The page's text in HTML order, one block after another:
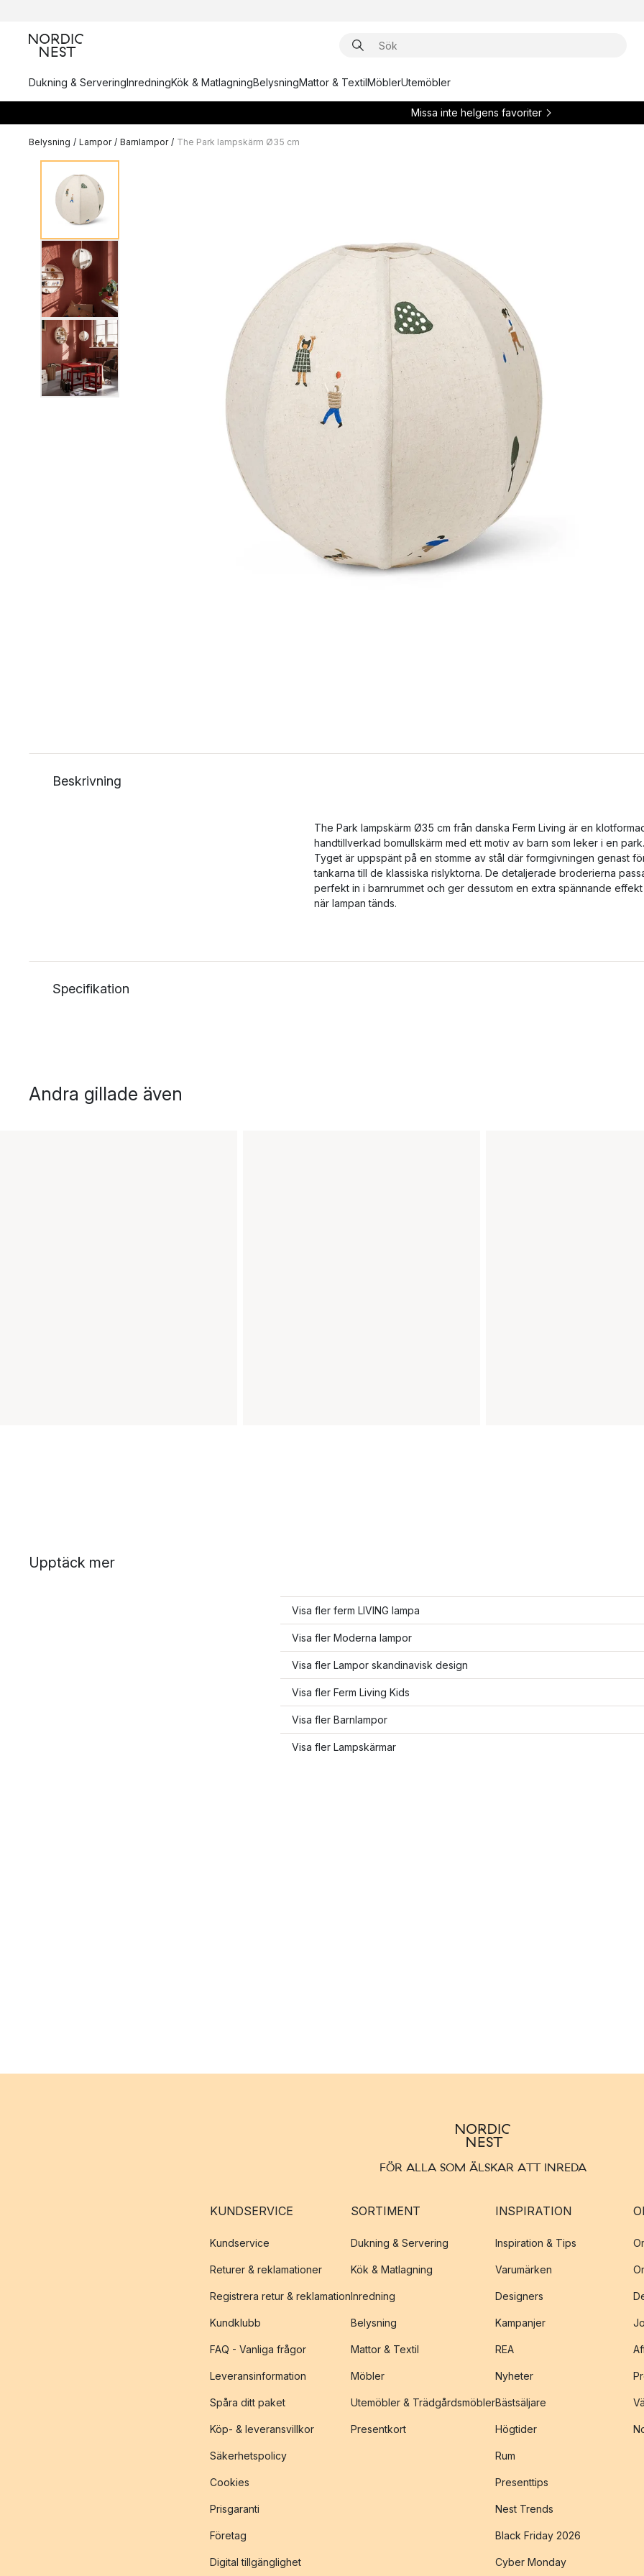
Dukning & ServeringInredningKök & MatlagningBelysningMattor & TextilMöblerUtemöbler
Missa inte helgens favoriter
Belysning / Lampor / Barnlampor / The Park lampskärm Ø35 cm
Beskrivning
The Park lampskärm Ø35 cm från danska Ferm Living är en
handtillverkad bomullskärm med ett motiv av barn som leker i en park.
Tyget är uppspänt på en stomme av stål där formgivningen genast
tankarna till de klassiska rislyktorna. De detaljerade broderierna
perfekt in i barnrummet och ger dessutom en extra spännande effekt
när lampan tänds.
Specifikation
Andra gillade även
Upptäck mer
Visa fler ferm LIVING lampa
Visa fler Moderna lampor
Visa fler Lampor skandinavisk design
Visa fler Ferm Living Kids
Visa fler Barnlampor
Visa fler Lampskärmar
FÖR ALLA SOM ÄLSKAR ATT INREDA
KUNDSERVICE
Kundservice
Returer & reklamationer
Registrera retur & reklamation
Kundklubb
FAQ - Vanliga frågor
Leveransinformation
Spåra ditt paket
Köp- & leveransvillkor
Säkerhetspolicy
Cookies
Prisgaranti
Företag
Digital tillgänglighet
SORTIMENT
Dukning & Servering
Kök & Matlagning
Inredning
Belysning
Mattor & Textil
Möbler
Utemöbler & Trädgårdsmöbler
Presentkort
INSPIRATION
Inspiration & Tips
Varumärken
Designers
Kampanjer
REA
Nyheter
Bästsäljare
Högtider
Rum
Presenttips
Nest Trends
Black Friday 2026
Cyber Monday